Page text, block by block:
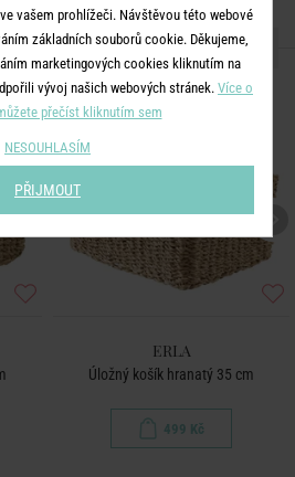
ZE SÉRIE
ERLA
Úložný košík hranatý 35 cm
499 Kč
vašem prohlížeči. Návštěvou této webové
základních souborů cookie. Děkujeme,
marketingových cookies kliknutím na
vývoj našich webových stránek. Více o
přečíst kliknutím sem
NESOUHLASÍM
PŘIJMOUT